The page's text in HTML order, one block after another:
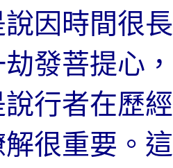
因時間很
發菩提心
行者在歷
很重要。